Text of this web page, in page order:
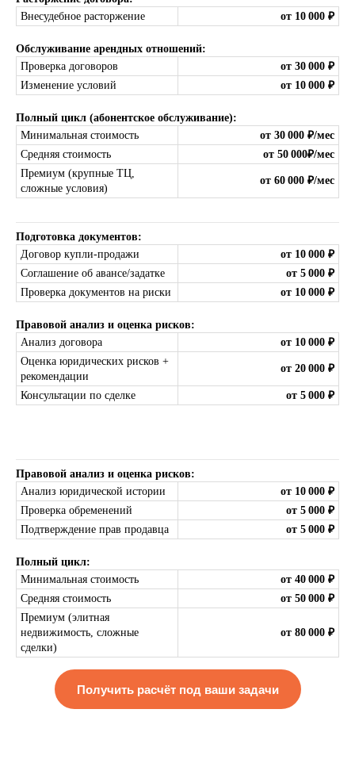
Внесудебное расторжение
от 10 000 ₽
Обслуживание арендных отношений:
Проверка договоров
от 30 000 ₽
Изменение условий
от 10 000 ₽
Полный цикл (абонентское обслуживание):
Минимальная стоимость
от 30 000 ₽/мес
Средняя стоимость
от 50 000₽/мес
Премиум (крупные ТЦ,
сложные условия)
от 60 000 ₽/мес
Подготовка документов:
Договор купли-продажи
от 10 000 ₽
Соглашение об авансе/задатке
от 5 000 ₽
Проверка документов на риски
от 10 000 ₽
Правовой анализ и оценка рисков:
Анализ договора
от 10 000 ₽
Оценка юридических рисков +
рекомендации
от 20 000 ₽
Консультации по сделке от 5 000 ₽
Правовой анализ и оценка рисков:
Анализ юридической истории
от 10 000 ₽
Проверка обременений
от 5 000 ₽
Подтверждение прав продавца
от 5 000 ₽
Полный цикл:
Минимальная стоимость
от 40 000 ₽
Средняя стоимость
от 50 000 ₽
Премиум (элитная
недвижимость, сложные
сделки)
от 80 000 ₽
Получить расчёт под ваши задачи